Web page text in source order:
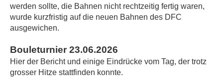
werden sollte, die Bahnen nicht rechtzeitig fertig waren,
wurde kurzfristig auf die neuen Bahnen des DFC
ausgewichen.
Bouleturnier 23.06.2026
Hier der Bericht und einige Eindrücke vom Tag, der trotz
grosser Hitze stattfinden konnte.